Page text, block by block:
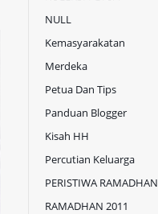
NULL
Kemasyarakatan
Merdeka
Petua Dan Tips
Panduan Blogger
Kisah HH
Percutian Keluarga
PERISTIWA RAMADHAN
RAMADHAN 2011